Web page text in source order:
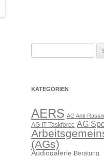
KATEGORIEN
AERS AG Anti-
AG IT-Taskforce AG
(AGs)
Audiogalerie Beratung